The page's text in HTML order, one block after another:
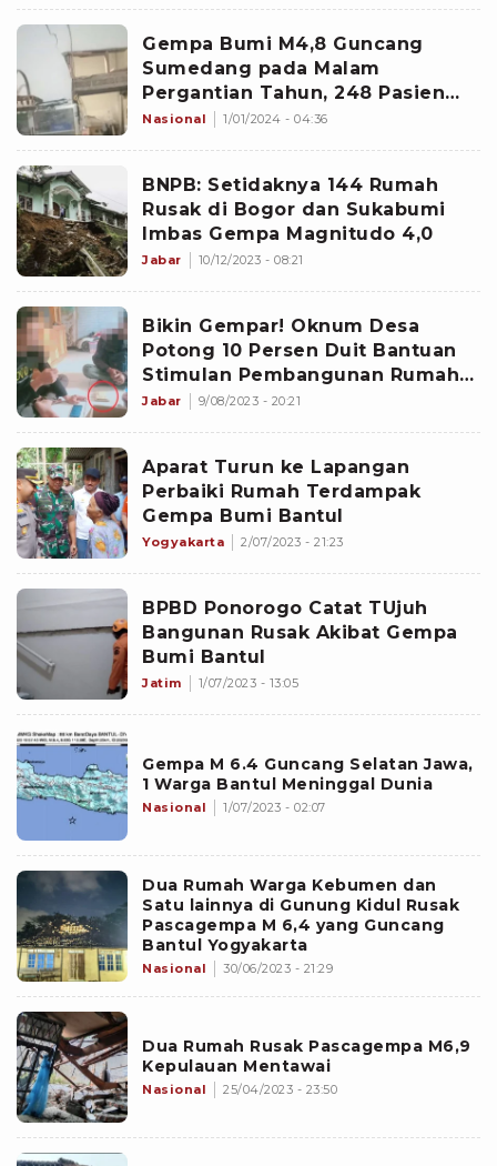
Gempa Bumi M4,8 Guncang
Sumedang pada Malam
Pergantian Tahun, 248 Pasien
Rawat Inap RSUD Harus
Nasional 1/01/2024 - 04:36
BNPB: Setidaknya 144 Rumah
Rusak di Bogor dan Sukabumi
Imbas Gempa Magnitudo 4,0
Jabar 10/12/2023 - 08:21
Bikin Gempar! Oknum Desa
Potong 10 Persen Duit Bantuan
Stimulan Pembangunan Rumah
Rusak, Warga Cuma Dapat Rp13,5
Jabar 9/08/2023 - 20:21
Aparat Turun ke Lapangan
Perbaiki Rumah Terdampak
Gempa Bumi Bantul
Yogyakarta 2/07/2023 - 21:23
BPBD Ponorogo Catat TUjuh
Bangunan Rusak Akibat Gempa
Bumi Bantul
Jatim 1/07/2023 - 13:05
Gempa M 6.4 Guncang Selatan Jawa,
1 Warga Bantul Meninggal Dunia
Nasional 1/07/2023 - 02:07
Dua Rumah Warga Kebumen dan
Satu lainnya di Gunung Kidul Rusak
Pascagempa M 6,4 yang Guncang
Bantul Yogyakarta
Nasional 30/06/2023 - 21:29
Dua Rumah Rusak Pascagempa M6,9
Kepulauan Mentawai
Nasional 25/04/2023 - 23:50